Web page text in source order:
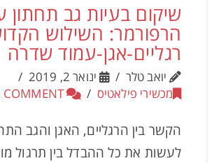
שיקום בעיות גב תחתון
הרפורמר: השילוש
רגליים-אגן-עמוד שדרה
יואב טלר
ינואר 2, 2019
מכשירי פילאטיס
LEAVE A COMMENT
הקשר בין הרגליים, האגן והגב
לעשות את כל ההבדל בין תרגול